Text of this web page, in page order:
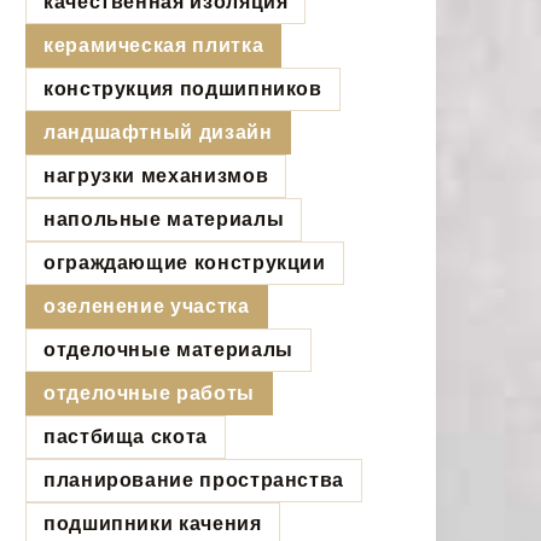
керамическая плитка
конструкция подшипников
ландшафтный дизайн
нагрузки механизмов
напольные материалы
ограждающие конструкции
озеленение участка
отделочные материалы
отделочные работы
пастбища скота
планирование пространства
подшипники качения